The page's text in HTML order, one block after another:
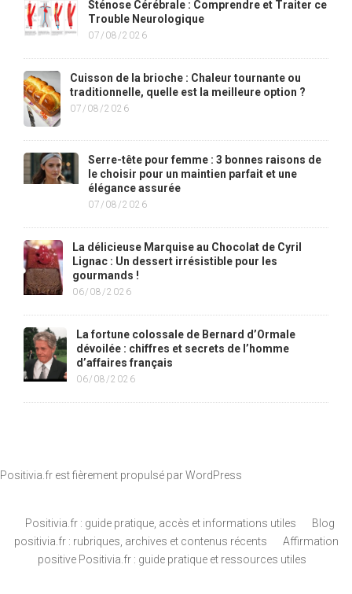
Sténose Cérébrale : Comprendre et Traiter ce
Trouble Neurologique
07/08/2026
Cuisson de la brioche : Chaleur tournante ou
traditionnelle, quelle est la meilleure option ?
07/08/2026
Serre-tête pour femme : 3 bonnes raisons de
le choisir pour un maintien parfait et une
élégance assurée
07/08/2026
La délicieuse Marquise au Chocolat de Cyril
Lignac : Un dessert irrésistible pour les
gourmands !
06/08/2026
La fortune colossale de Bernard d’Ormale
dévoilée : chiffres et secrets de l’homme
d’affaires français
06/08/2026
Positivia.fr est fièrement propulsé parWordPress
Positivia.fr : guide pratique, accès et informations utiles
Blog
positivia.fr : rubriques, archives et contenus récents
Affirmation
positive Positivia.fr : guide pratique et ressources utiles